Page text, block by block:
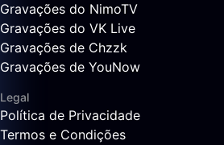
Gravações do NimoTV
Gravações do VK Live
Gravações de Chzzk
Gravações de YouNow
Legal
Política de Privacidade
Termos e Condições